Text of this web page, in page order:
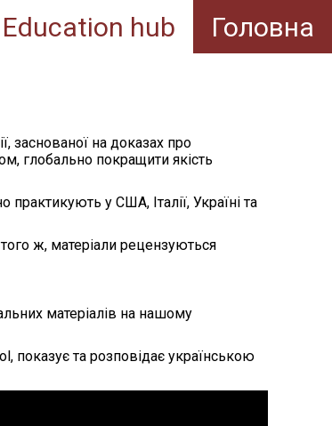
Education hub Головна
заснованої на доказах про
глобально покращити якість
практикують у США, Італії, Україні та
ж, матеріали рецензуються
матеріалів на нашому
показує та розповідає українською